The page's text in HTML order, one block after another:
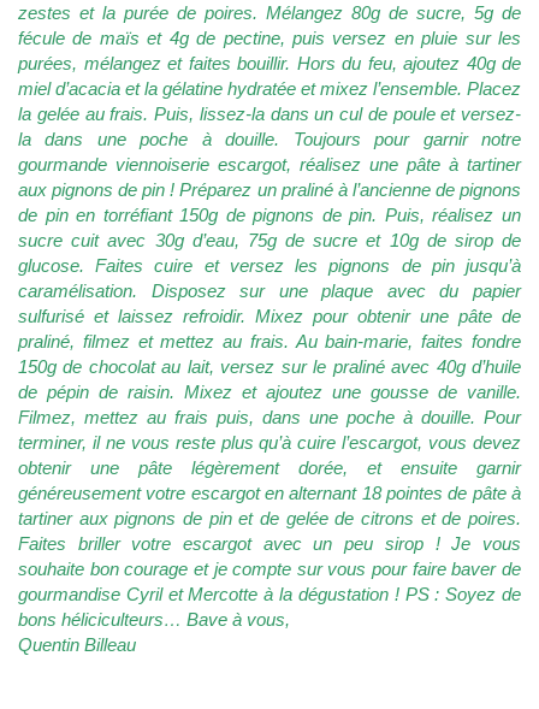
zestes et la purée de poires. Mélangez 80g de sucre, 5g de
fécule de maïs et 4g de pectine, puis versez en pluie sur les
purées, mélangez et faites bouillir. Hors du feu, ajoutez 40g de
miel d’acacia et la gélatine hydratée et mixez l’ensemble. Placez
la gelée au frais. Puis, lissez-la dans un cul de poule et versez-
la dans une poche à douille. Toujours pour garnir notre
gourmande viennoiserie escargot, réalisez une pâte à tartiner
aux pignons de pin ! Préparez un praliné à l’ancienne de pignons
de pin en torréfiant 150g de pignons de pin. Puis, réalisez un
sucre cuit avec 30g d’eau, 75g de sucre et 10g de sirop de
glucose. Faites cuire et versez les pignons de pin jusqu’à
caramélisation. Disposez sur une plaque avec du papier
sulfurisé et laissez refroidir. Mixez pour obtenir une pâte de
praliné, filmez et mettez au frais. Au bain-marie, faites fondre
150g de chocolat au lait, versez sur le praliné avec 40g d’huile
de pépin de raisin. Mixez et ajoutez une gousse de vanille.
Filmez, mettez au frais puis, dans une poche à douille. Pour
terminer, il ne vous reste plus qu’à cuire l’escargot, vous devez
obtenir une pâte légèrement dorée, et ensuite garnir
généreusement votre escargot en alternant 18 pointes de pâte à
tartiner aux pignons de pin et de gelée de citrons et de poires.
Faites briller votre escargot avec un peu sirop ! Je vous
souhaite bon courage et je compte sur vous pour faire baver de
gourmandise Cyril et Mercotte à la dégustation ! PS : Soyez de
bons héliciculteurs… Bave à vous,
Quentin Billeau